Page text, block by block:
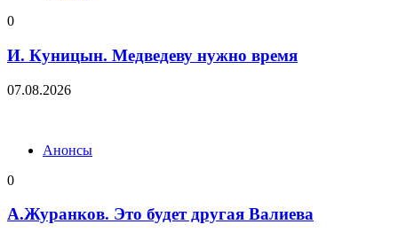
0
И. Куницын. Медведеву нужно время
07.08.2026
Анонсы
0
А.Журанков. Это будет другая Валиева